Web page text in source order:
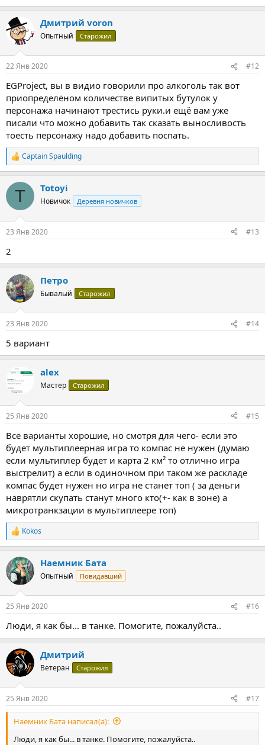
Дмитрий voron
Опытный Старожил
22 Янв 2020 #12
EGProject, вы в видио говорили про алкоголь так вот
приопределёном количестве випитых бутулок у
персонажа начинают трестись руки.и ещё вам уже
писали что можно добавить так сказать выносливость
тоесть персонажу надо добавить поспать.
Р
е
к
и
Captain Spaulding
T Totoyi
Новичок Деревня новичков
23 Янв 2020 #13
2
Петро
Бывалый Старожил
23 Янв 2020 #14
5 вариант
alex
Мастер Старожил
25 Янв 2020 #15
Все варианты хорошие, но смотря для чего- если это
будет мультиплеерная игра то компас не нужен (думаю
если мультиплер будет и карта 2 км² то отлично игра
выстрелит) а если в одиночном при таком же раскладе
компас будет нужен но игра не станет топ ( за деньги
наврятли скупать станут много кто(+- как в зоне) а
микротранкзации в мультиплеере топ)
Р
е
к
ц
и
Kokos
Наемник Бата
Опытный Повидавший
25 Янв 2020 #16
Люди, я как бы... в танке. Помогите, пожалуйста..
Дмитрий
Ветеран Старожил
25 Янв 2020 #17
Наемник Бата написал(а):
Люди, я как бы... в танке. Помогите, пожалуйста..